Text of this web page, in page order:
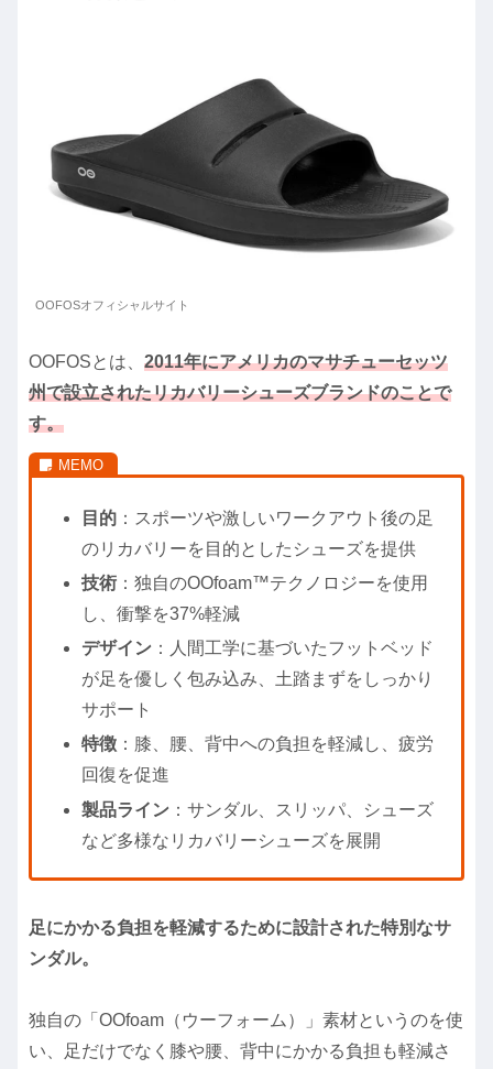
OOFOSオフィシャルサイト
OOFOSとは、 2011年にアメリカのマサチューセッツ
州で設立されたリカバリーシューズブランドのことで
す。
目的 ：スポーツや激しいワークアウト後の足
のリカバリーを目的としたシューズを提供
技術 ：独自のOOfoam™テクノロジーを使用
し、衝撃を37%軽減
デザイン ：人間工学に基づいたフットベッド
が足を優しく包み込み、土踏まずをしっかり
サポート
特徴 ：膝、腰、背中への負担を軽減し、疲労
回復を促進
製品ライン ：サンダル、スリッパ、シューズ
など多様なリカバリーシューズを展開
足にかかる負担を軽減するために設計された特別なサ
ンダル。
独自の「OOfoam（ウーフォーム）」素材というのを使
い、足だけでなく膝や腰、背中にかかる負担も軽減さ